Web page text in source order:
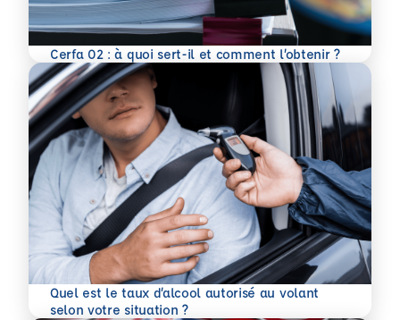
Cerfa 02 : à quoi sert-il et comment l’obtenir ?
En savoir plus
Quel est le taux d’alcool autorisé au volant
selon votre situation ?
En savoir plus